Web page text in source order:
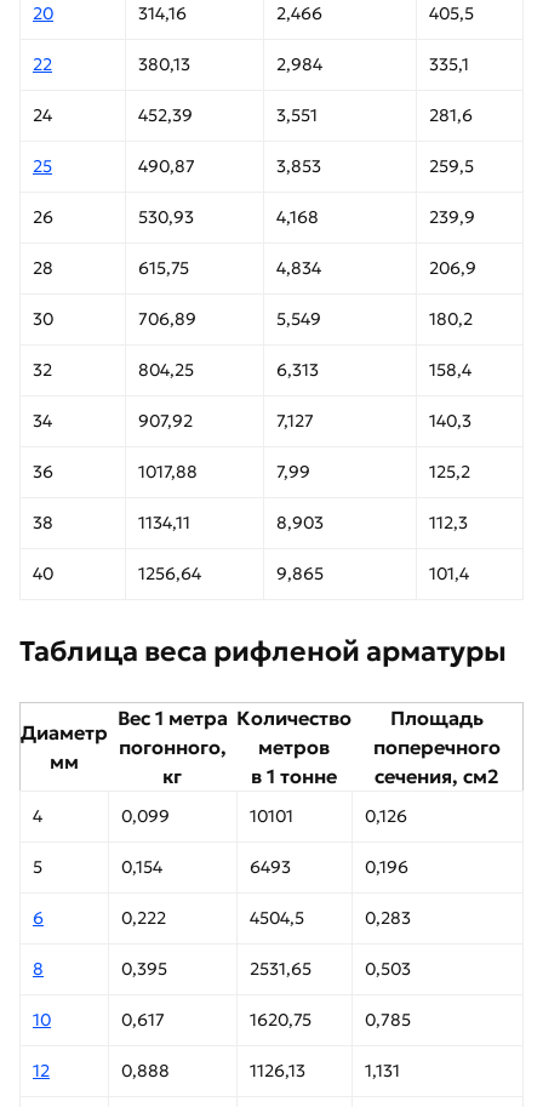
20 314,16 2,466 405,5
22 380,13 2,984 335,1
24 452,39 3,551 281,6
25 490,87 3,853 259,5
26 530,93 4,168 239,9
28 615,75 4,834 206,9
30 706,89 5,549 180,2
32 804,25 6,313 158,4
34 907,92 7,127 140,3
36 1017,88 7,99 125,2
38 1134,11 8,903 112,3
40 1256,64 9,865 101,4
Таблица веса рифленой арматуры
Диаметр
мм
Вес 1 метра
погонного,
кг
Количество
метров
в 1 тонне
Площадь
поперечного
сечения, см2
4 0,099 10101 0,126
5 0,154 6493 0,196
6 0,222 4504,5 0,283
8 0,395 2531,65 0,503
10 0,617 1620,75 0,785
12 0,888 1126,13 1,131